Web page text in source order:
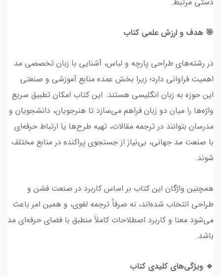
🎯 هدف و ارزش علمی کتاب
در رشته‌های طراحی پارچه و لباس، آشنایی با زبان تخصصی مد
اهمیت فراوانی دارد؛ زیرا بخش عمده منابع آموزشی و صنعتی
این حوزه به زبان انگلیسی هستند. این کتاب امکان تطبیق سریع
واژه‌ها را میان دو زبان فراهم می‌سازد تا هنرجویان، دانشجویان و
مدرسان بتوانند در ترجمه مقالات، تهیه طرح‌ها یا ارتباط حرفه‌ای
با صنعت مد جهانی، بی‌نیاز از جستجوی پراکنده در منابع مختلف
شوند.
همچنین واژگان این کتاب بر اساس کاربرد در صنعت فشن و
طراحی انتخاب شده‌اند، نه صرفاً ترجمه لغوی، و همین امر باعث
می‌شود معنا و کاربرد اصطلاحات کاملاً منطبق با فضای حرفه‌ای مد
باشد.
🔹 ویژگی‌های کلیدی کتاب